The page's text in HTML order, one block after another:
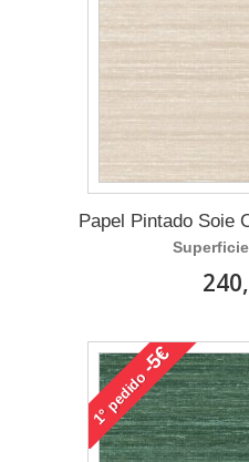
Papel Pintado Soie
1°
pedido
-5€